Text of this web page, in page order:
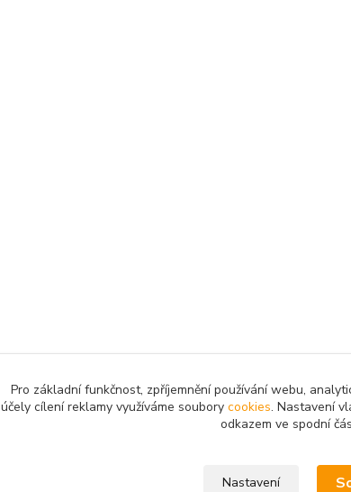
Upravit sběr
Pro základní funkčnost, zpříjemnění používání webu,
účely cílení reklamy využíváme soubory cookies. Nastavení
odkazem ve spodní
Nastavení